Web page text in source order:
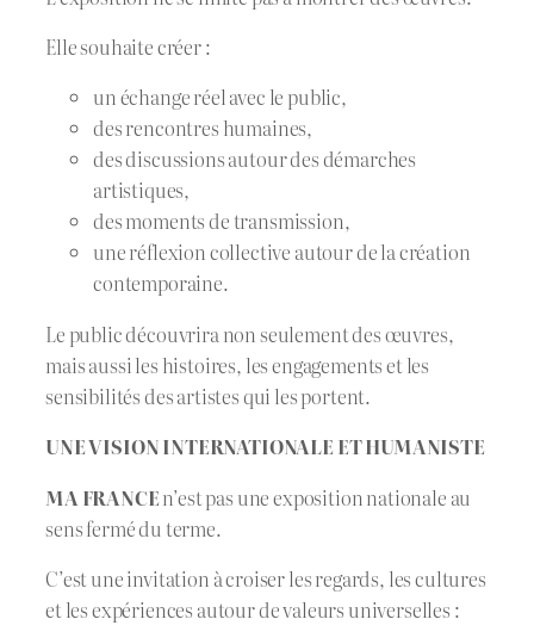
Elle souhaite créer :
un échange réel avec le public,
des rencontres humaines,
des discussions autour des démarches
artistiques,
des moments de transmission,
une réflexion collective autour de la création
contemporaine.
Le public découvrira non seulement des œuvres,
mais aussi les histoires, les engagements et les
sensibilités des artistes qui les portent.
UNE VISION INTERNATIONALE ET HUMANISTE
MA FRANCEn’est pas une exposition nationale au
sens fermé du terme.
C’est une invitation à croiser les regards, les cultures
et les expériences autour de valeurs universelles :